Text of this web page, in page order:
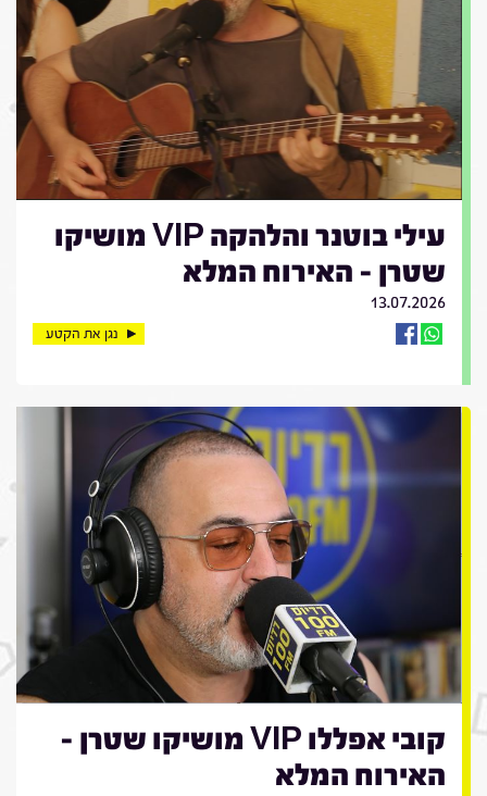
עילי בוטנר והלהקה VIP מושיקו
שטרן - האירוח המלא
13.07.2026
נגן את הקטע
קובי אפללו VIP מושיקו שטרן -
האירוח המלא